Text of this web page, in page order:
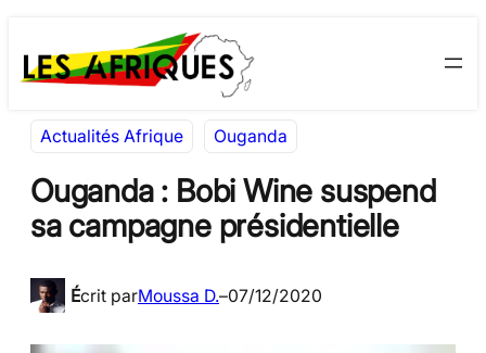
au
contenu
to
content
Actualités Afrique Ouganda
Ouganda : Bobi Wine suspend
sa campagne présidentielle
Écrit parMoussa D.–07/12/2020